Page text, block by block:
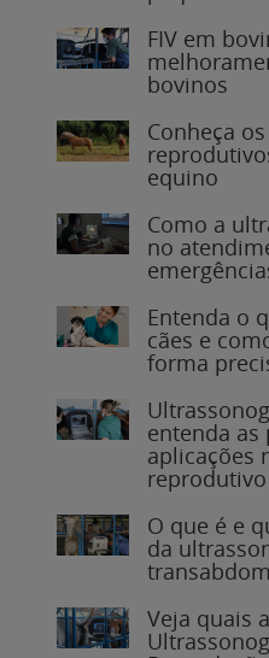
FIV em
bovinos
Conheça
equino
Como a
no
Entenda o
cães e
forma
entenda
aplicações
reprodutivo
O que é e
da
Veja quais